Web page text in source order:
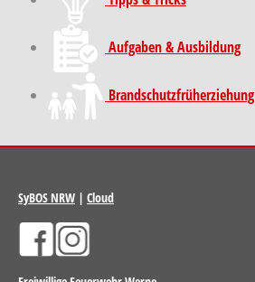
Aufgaben & Ausbildung
Brand­schutz­früh­erziehung
SyBOS NRW | Cloud